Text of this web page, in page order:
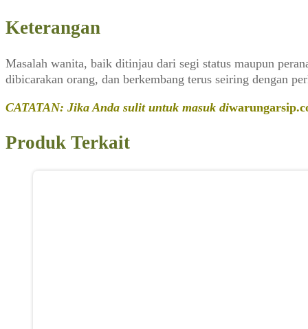
April
1991)
Keterangan
Masalah wanita, baik ditinjau dari segi status maupun
dibicarakan orang, dan berkembang terus seiring dengan
CATATAN: Jika Anda sulit untuk masuk di
Produk Terkait